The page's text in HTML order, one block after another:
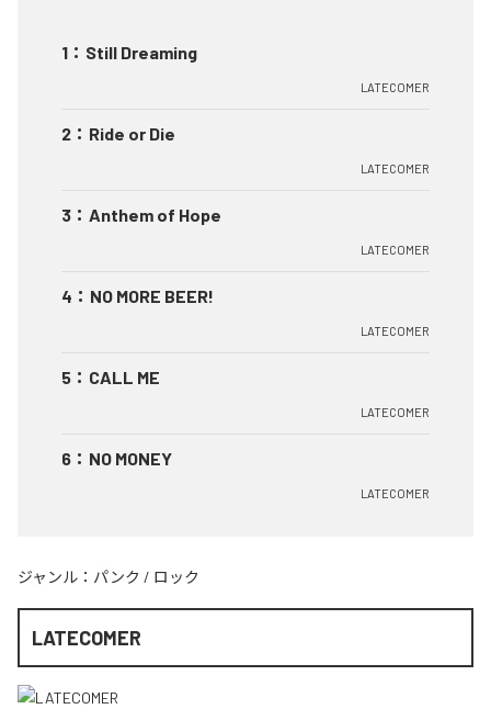
1 ： Still Dreaming
LATECOMER
2 ： Ride or Die
LATECOMER
3 ： Anthem of Hope
LATECOMER
4 ： NO MORE BEER!
LATECOMER
5 ： CALL ME
LATECOMER
6 ： NO MONEY
LATECOMER
ジャンル： パンク / ロック
LATECOMER